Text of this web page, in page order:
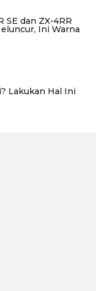
SE dan ZX-4RR
Ini Warna
Lakukan Hal Ini